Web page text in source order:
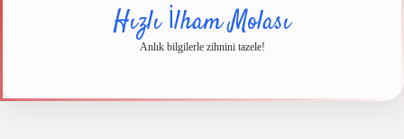
Hızlı İlham Molası
Anlık bilgilerle zihnini tazele!